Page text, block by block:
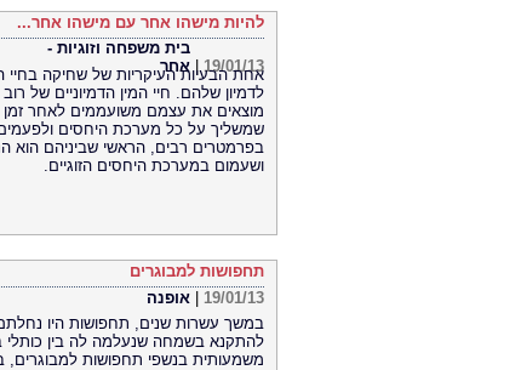
להיות מישהו אחר עם מישהו אחר...
19/01/13
|
בית משפחה וזוגיות -
אחר
אחת הבעיות העיקריות של שחיקה בחיי
לדמיון שלהם. חיי המין הדמיוניים של
מוצאים את עצמם משועממים לאחר זמן
שמשליך על כל מערכת היחסים ולפעמים
בפרמטרים רבים, הראשי שביניהם הוא
ושעמום במערכת היחסים הזוגיים.
תחפושות למבוגרים
19/01/13
אופנה
במשך עשרות שנים, תחפושות היו
להתקנא בשמחה שנעלמה לה בין כותלי
משמעותית בנשפי תחפושות למבוגרים,